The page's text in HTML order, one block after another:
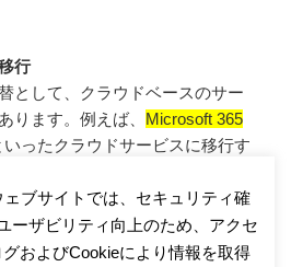
update-guide/en-US/advisory/CVE-
update-guide/en-US/advisory/CVE-
update-guide/en-US/advisory/CVE-
update-guide/en-US/advisory/CVE-
行
として、クラウドベースのサー
ります。例えば、 Microsoft 365
いったクラウドサービスに移行す
キュリティアップデートを受け
ェブサイトでは、セキュリティ確
ーザビリティ向上のため、アクセ
グおよびCookieにより情報を取得